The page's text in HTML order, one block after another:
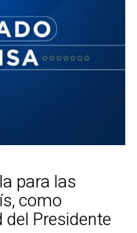
para las
como
Presidente